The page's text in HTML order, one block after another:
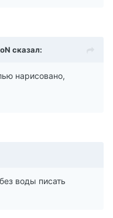
сказал:
нарисовано,
воды писать